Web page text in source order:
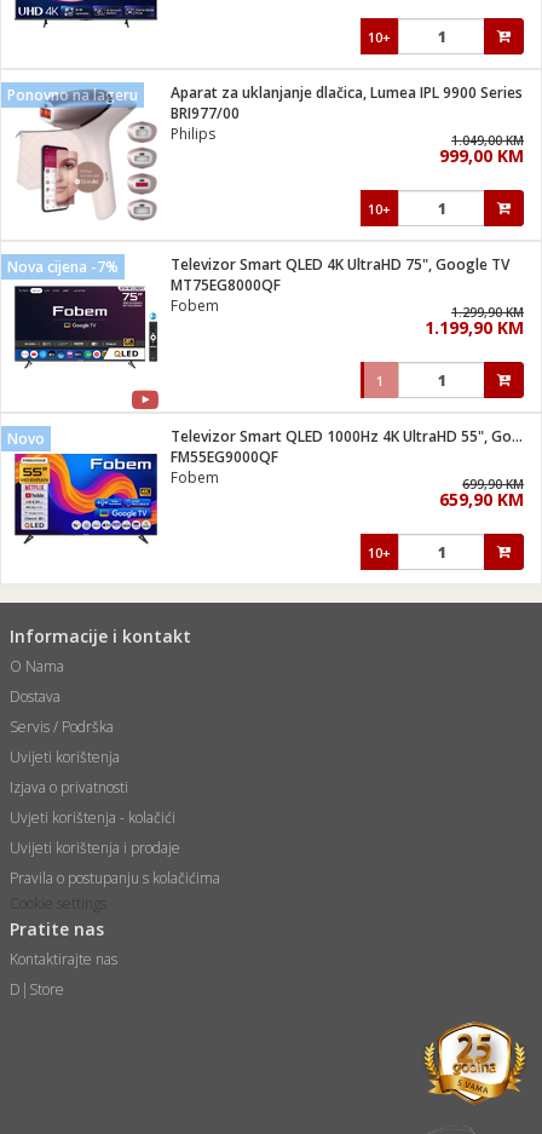
10+
Ponovno na lageru
Aparat za uklanjanje dlačica, Lumea IPL 9900 Series
BRI977/00
Philips
1.049,00 KM
999,00 KM
10+
Nova cijena -7%
Televizor Smart QLED 4K UltraHD 75", Google TV
MT75EG8000QF
Fobem
1.299,90 KM
1.199,90 KM
1
Novo
Televizor Smart QLED 1000Hz 4K UltraHD 55", Google TV
FM55EG9000QF
Fobem
699,90 KM
659,90 KM
10+
Informacije i kontakt
O Nama
Dostava
Servis / Podrška
Uvijeti korištenja
Izjava o privatnosti
Uvjeti korištenja - kolačići
Uvijeti korištenja i prodaje
Pravila o postupanju s kolačićima
Cookie settings
Pratite nas
Kontaktirajte nas
D|Store